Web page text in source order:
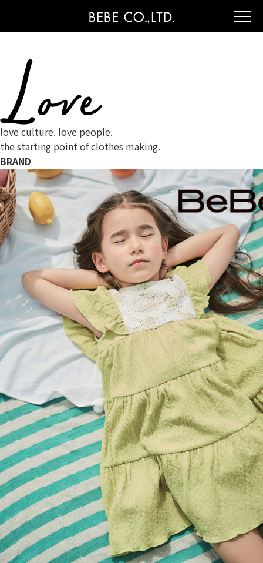
love culture. love people.
the starting point of clothes making.
BRAND